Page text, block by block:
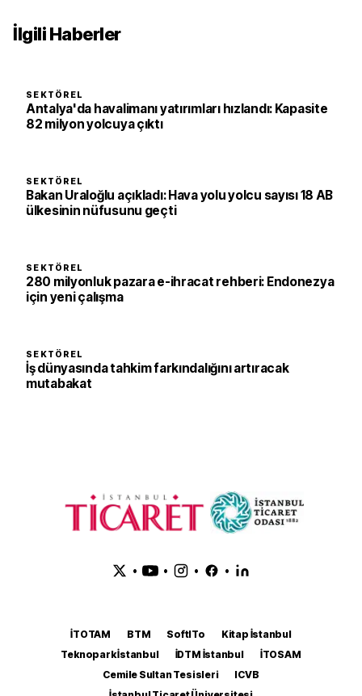
İlgili Haberler
SEKTÖREL
Antalya'da havalimanı yatırımları hızlandı: Kapasite
82 milyon yolcuya çıktı
SEKTÖREL
Bakan Uraloğlu açıkladı: Hava yolu yolcu sayısı 18 AB
ülkesinin nüfusunu geçti
SEKTÖREL
280 milyonluk pazara e-ihracat rehberi: Endonezya
için yeni çalışma
SEKTÖREL
İş dünyasında tahkim farkındalığını artıracak
mutabakat
• • • •
İTOTAM BTM SoftITo
Kitap İstanbul
Teknopark İstanbul
İDTM İstanbul
İTOSAM
Cemile Sultan Tesisleri
ICVB